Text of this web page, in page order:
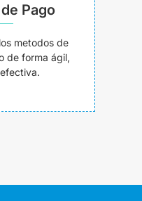
Pago
metodos de
de forma ágil,